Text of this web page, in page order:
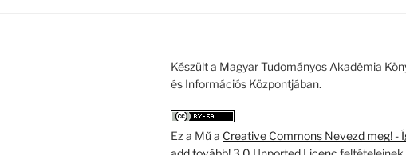
Készült a Magyar Tudományos Akadémia
és Információs Központjában.
Ez a Mű a Creative Commons Nevezd meg! -